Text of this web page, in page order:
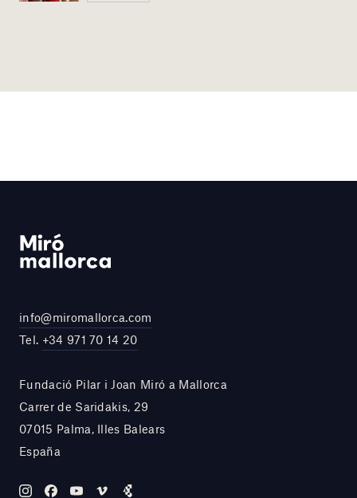
info@miromallorca.com
Tel. +34 971 70 14 20
Fundació Pilar i Joan Miró a Mallorca
Carrer de Saridakis, 29
07015 Palma, Illes Balears
España